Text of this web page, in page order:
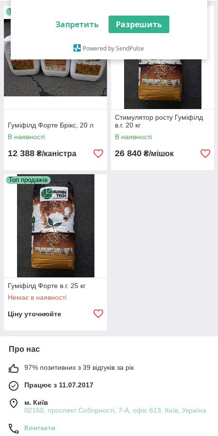
Запретить Разрешить
Powered by SendPulse
характеристики грунту.
Топ продажів
Гуміфілд Форте Брікс, 20 л
В наявності
12 388 ₴/каністра
Стимулятор росту Гуміфілд
в.г. 20 кг
В наявності
26 840 ₴/мішок
Топ продажів
Гуміфілд Форте в.г. 25 кг
Немає в наявності
Ціну уточнюйте
Про нас
97% позитивних з 39 відгуків за рік
Працює з 11.07.2017
м. Київ
02160, проспект Соборності, 7-А, офіс 613, Київ, Україна
Контакти